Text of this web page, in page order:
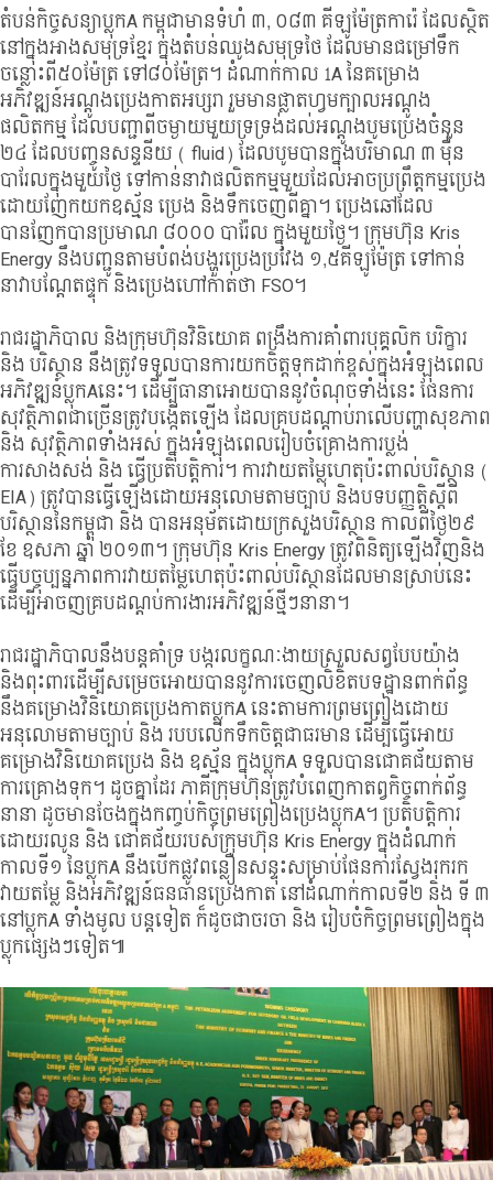
តំបន់កិច្ចសន្យាប្លុកA កម្ពុជាមានទំហំ ៣, ០៨៣ គីឡូម៉ែត្រការ៉េ ដែលស្ថិត
នៅក្នុងអាងសមុទ្រខ្មែរ ក្នុងតំបន់ឈូងសមុទ្រថៃ ដែលមានជម្រៅទឹក
ចន្លោះពី៥០ម៉ែត្រ ទៅ៨០ម៉ែត្រ។ ដំណាក់កាល 1A នៃគម្រោង
អភិវឌ្ឍន៍អណ្តូងប្រេងកាតអប្សរា រួមមានផ្លាតហ្វមក្បាលអណ្តូង
ផលិតកម្ម ដែលបញ្ជាពីចម្ងាយមួយទ្រទ្រង់ដល់អណ្តូងបូមប្រេងចំនួន
២៤ ដែលបញ្ចូនសន្ទនីយ ( fluid) ដែលបូមបានក្នុងបរិមាណ ៣ ម៉ឺន
បារែលក្នុងមួយថ្ងៃ ទៅកាន់នាវាផលិតកម្មមួយដែលអាចប្រព្រឹត្តកម្មប្រេង
ដោយញែកយកឧស្ម័ន ប្រេង និងទឹកចេញពីគ្នា។ ប្រេងឆៅដែល
បានញែកបានប្រមាណ ៨០០០ បារ៉ែល ក្នុងមួយថ្ងៃ។ ក្រុមហ៊ុន Kris
Energy នឹងបញ្ជូនតាមបំពង់បង្ហួរប្រេងប្រវែង ១,៥គីឡូម៉ែត្រ ទៅកាន់
នាវាបណ្តែតផ្ទុក និងប្រេងហៅកាត់ថា FSO។
រាជរដ្ឋាភិបាល និងក្រុមហ៊ុនវិនិយោគ ពង្រឹងការគាំពារបុគ្គលិក បរិក្ខារ
និង បរិស្ថាន នឹងត្រូវទទួលបានការយកចិត្តទុកដាក់ខ្ពស់ក្នុងអំឡុងពេល
អភិវឌ្ឍន៍ប្លុកAនេះ។ ដើម្បីធានាអោយបាននូវចំណុចទាំងនេះ ផែនការ
សុវត្ថិភាពជាច្រើនត្រូវបង្កើតឡើង ដែលគ្របដណ្តាប់រាលើបញ្ហាសុខភាព
និង សុវត្ថិភាពទាំងអស់ ក្នុងអំឡុងពេលរៀបចំគ្រោងការប្លង់
ការសាងសង់ និង ធ្វើប្រតិបត្តិការ។ ការវាយតម្លៃហេតុប៉ះពាល់បរិស្ថាន (
EIA) ត្រូវបានធ្វើឡើងដោយអនុលោមតាមច្បាប់ និងបទបញ្ញត្តិស្តីពី
បរិស្ថាននៃកម្ពុជា និង បានអនុម័តដោយក្រសួងបរិស្ថាន កាលពីថ្ងៃ២៩
ខែ ឧសភា ឆ្នាំ ២០១៣។ ក្រុមហ៊ុន Kris Energy ត្រូវពិនិត្យឡើងវិញនិង
ធ្វើបច្ចុប្បន្នភាពការវាយតម្លៃហេតុប៉ះពាល់បរិស្ថានដែលមានស្រាប់នេះ
ដើម្បីអាចញគ្របដណ្តប់ការងារអភិវឌ្ឍន៍ថ្មីៗនានា។
រាជរដ្ឋាភិបាលនឹងបន្តគាំទ្រ បង្ករលក្ខណៈងាយស្រួលសព្វបែបយ៉ាង
និងពុះពារដើម្បីសម្រេចអោយបាននូវការចេញលិខិតបទដ្ឋានពាក់ព័ន្ធ
នឹងគម្រោងវិនិយោគប្រេងកាតប្លុកA នេះតាមការព្រមព្រៀងដោយ
អនុលោមតាមច្បាប់ និង របបលើកទឹកចិត្តជាធរមាន ដើម្បីធ្វើអោយ
គម្រោងវិនិយោគប្រេង និង ឧស្ម័ន ក្នុងប្លុកA ទទួលបានជោគជ័យតាម
ការគ្រោងទុក។ ដូចគ្នាដែរ ភាគីក្រុមហ៊ុនត្រូវបំពេញកាតព្វកិច្ចពាក់ព័ន្ធ
នានា ដូចមានចែងក្នុងកញ្ចប់កិច្ចព្រមព្រៀងប្រេងប្លុកA។ ប្រតិបត្តិការ
ដោយរលូន និង ជោគជ័យរបស់ក្រុមហ៊ុន Kris Energy ក្នុងដំណាក់
កាលទី១ នៃប្លុកA នឹងបើកផ្លូវពន្លឿនសន្ទុះសម្រាប់ផែនការស្វែងរុករក
វាយតម្លែ និងអភិវឌ្ឍន៍ធនធានប្រេងកាត នៅដំណាក់កាលទី២ និង ទី ៣
នៅប្លុកA ទាំងមូល បន្តទៀត ក៏ដូចជាចរចា និង រៀបចំកិច្ចព្រមព្រៀងក្នុង
ប្លុកផ្សេងៗទៀត៕